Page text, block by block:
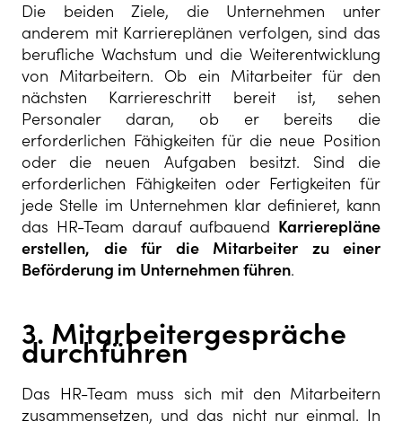
Die beiden Ziele, die Unternehmen unter
anderem mit Karriereplänen verfolgen, sind das
berufliche Wachstum und die Weiterentwicklung
von Mitarbeitern. Ob ein Mitarbeiter für den
nächsten Karriereschritt bereit ist, sehen
Personaler daran, ob er bereits die
erforderlichen Fähigkeiten für die neue Position
oder die neuen Aufgaben besitzt. Sind die
erforderlichen Fähigkeiten oder Fertigkeiten für
jede Stelle im Unternehmen klar definieret, kann
das HR-Team darauf aufbauend Karrierepläne
erstellen, die für die Mitarbeiter zu einer
Beförderung im Unternehmen führen.
3. Mitarbeitergespräche
durchführen
Das HR-Team muss sich mit den Mitarbeitern
zusammensetzen, und das nicht nur einmal. In